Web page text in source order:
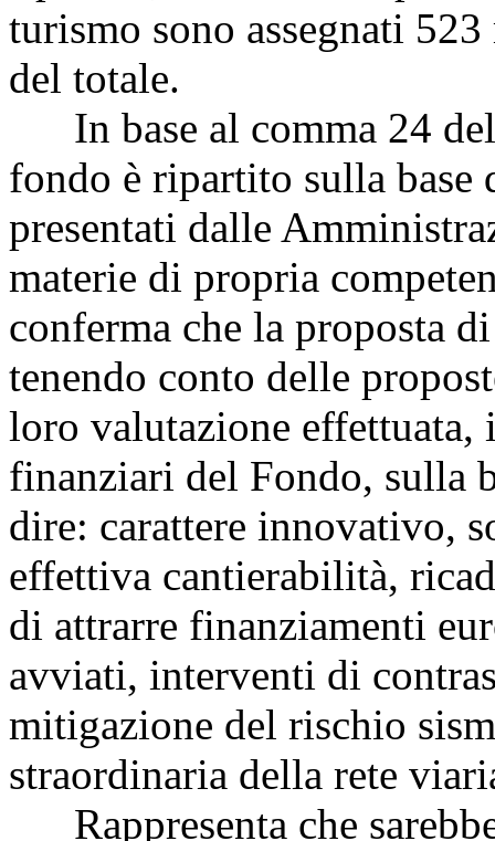
turismo sono assegnati
del totale.
In base al comma 24
fondo è ripartito sulla
presentati dalle
materie di propria
conferma che la proposta
tenendo conto delle
loro valutazione
finanziari del Fondo, sulla
dire: carattere innovativo,
effettiva cantierabilità,
di attrarre finanziamenti
avviati, interventi di
mitigazione del rischio
straordinaria della rete
Rappresenta che